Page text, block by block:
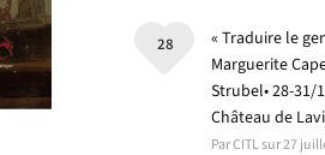
« Traduire le
Marguerite
Strubel• 28-31/
Château de
Par CITL sur 27
28